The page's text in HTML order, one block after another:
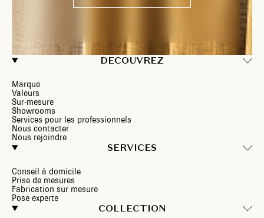
DECOUVREZ
Marque
Valeurs
Sur-mesure
Showrooms
Services pour les professionnels
Nous contacter
Nous rejoindre
SERVICES
Conseil à domicile
Prise de mesures
Fabrication sur mesure
Pose experte
COLLECTION